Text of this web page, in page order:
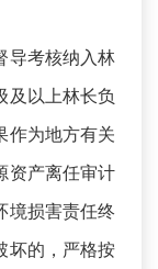
导考核纳入林
及以上林长负
作为地方有关
资产离任审计
境损害责任终
坏的，严格按